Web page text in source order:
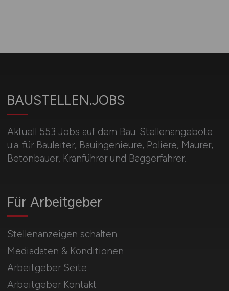
BAUSTELLEN.JOBS
Aktuell 553 Jobs auf dem Bau. Stellenangebote
u.a. für Bauleiter, Bauingenieure, Poliere, Maurer,
Betonbauer, Kranführer und Baggerfahrer.
Für Arbeitgeber
Stellenanzeigen schalten
Mediadaten & Konditionen
Arbeitgeber Seite
Arbeitgeber Kontakt